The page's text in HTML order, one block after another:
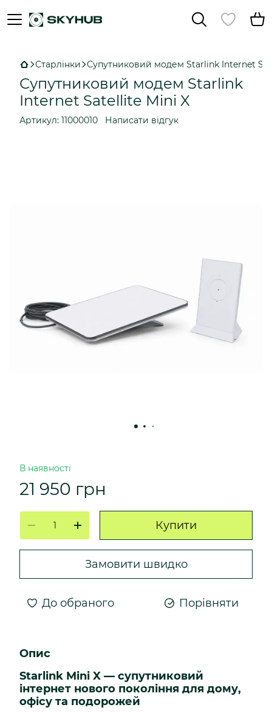
Старлінки Супутниковий модем Starlink Internet
Супутниковий модем Starlink
Internet Satellite Mini X
Артикул: 11000010 Написати відгук
В наявності
21 950 грн
Купити
Замовити швидко
До обраного Порівняти
Опис
Starlink Mini X — супутниковий
інтернет нового покоління для дому,
офісу та подорожей